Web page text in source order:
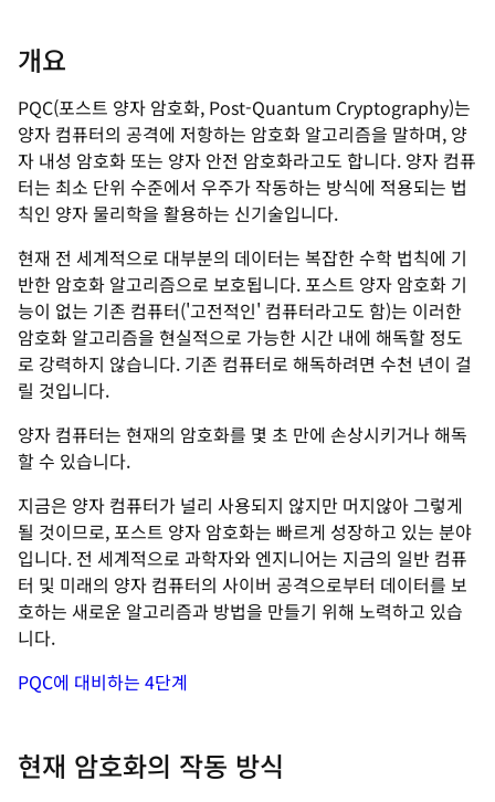
개요
PQC(포스트 양자 암호화, Post-Quantum Cryptography)는
양자 컴퓨터의 공격에 저항하는 암호화 알고리즘을 말하며, 양
자 내성 암호화 또는 양자 안전 암호화라고도 합니다. 양자 컴퓨
터는 최소 단위 수준에서 우주가 작동하는 방식에 적용되는 법
칙인 양자 물리학을 활용하는 신기술입니다.
현재 전 세계적으로 대부분의 데이터는 복잡한 수학 법칙에 기
반한 암호화 알고리즘으로 보호됩니다. 포스트 양자 암호화 기
능이 없는 기존 컴퓨터('고전적인' 컴퓨터라고도 함)는 이러한
암호화 알고리즘을 현실적으로 가능한 시간 내에 해독할 정도
로 강력하지 않습니다. 기존 컴퓨터로 해독하려면 수천 년이 걸
릴 것입니다.
양자 컴퓨터는 현재의 암호화를 몇 초 만에 손상시키거나 해독
할 수 있습니다.
지금은 양자 컴퓨터가 널리 사용되지 않지만 머지않아 그렇게
될 것이므로, 포스트 양자 암호화는 빠르게 성장하고 있는 분야
입니다. 전 세계적으로 과학자와 엔지니어는 지금의 일반 컴퓨
터 및 미래의 양자 컴퓨터의 사이버 공격으로부터 데이터를 보
호하는 새로운 알고리즘과 방법을 만들기 위해 노력하고 있습
니다.
PQC에 대비하는 4단계
현재 암호화의 작동 방식